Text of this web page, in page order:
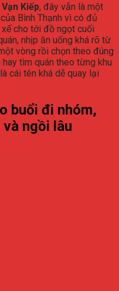
Kiếp, đây vẫn là một
Bình Thạnh vì có đủ
cho tới đồ ngọt cuối
nhịp ăn uống khá rõ từ
vòng rồi chọn theo đúng
tìm quán theo từng khu
cái tên khá dễ quay lại
buổi đi nhóm,
ngồi lâu